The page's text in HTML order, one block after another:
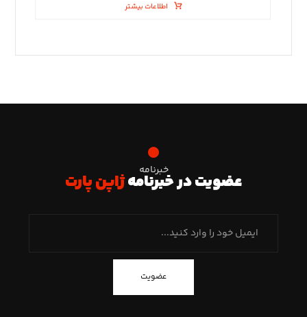
اطلاعات بیشتر
خبرنامه
عضویت در خبرنامهژاپن پارت
عضویت